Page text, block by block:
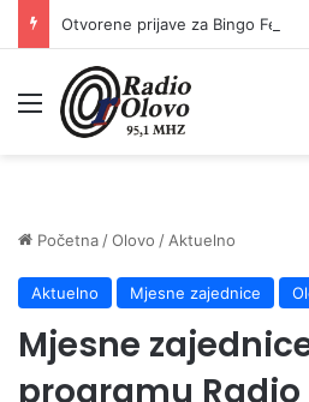
Meni
Početna /Olovo / Aktuelno
Aktuelno Mjesne zajednice
Mjesne
programu